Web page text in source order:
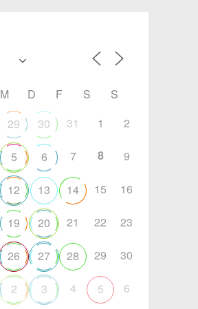
Outlook Live
M D F S
S
29 30 31 1 2
5 6 7 8 9
12 13 14 15 16
19 20 21 22 23
26 27 28 29 30
2 3 4 5 6